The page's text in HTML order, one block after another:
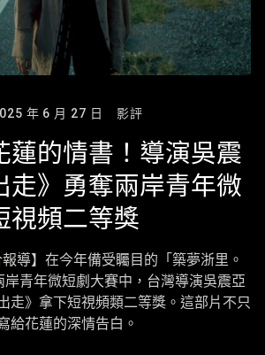
年 6 月 27 日 影評
蓮的情書！導演吳震
走》勇奪兩岸青年微
視頻二等獎
報導】在今年備受矚目的「築夢浙里。
青年微短劇大賽中，台灣導演吳震亞
走》拿下短視頻類二等獎。這部片不只
給花蓮的深情告白。